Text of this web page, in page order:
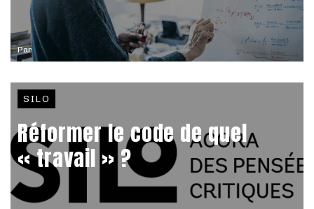
Par
SILO
Réformer le code de quel
« travail » ?